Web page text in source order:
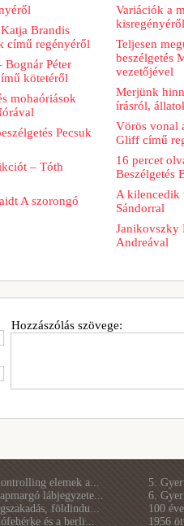
Brandis
című regényéről
Bognár Péter
kötetéről
mohaóriások
Pecsuk
– Tóth
A szorongó
Variációk a
kisregényéről
Teljesen
beszélgetés
vezetőjével
Merjünk
írásról,
Vörös vonal
Gliff című
16 percet
Beszélgetés
A kilencedik
Sándorral
Janikovszky
Andreával
Hozzászólás szövege:
elemek a...
lábjegyzete...
földindu...
és a berli...
5.
6.
100
1956